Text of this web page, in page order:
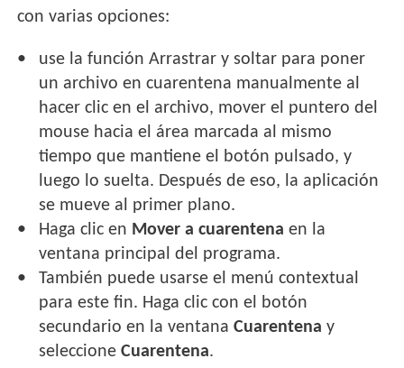
con varias opciones:
use la función Arrastrar y soltar para poner
un archivo en cuarentena manualmente al
hacer clic en el archivo, mover el puntero del
mouse hacia el área marcada al mismo
tiempo que mantiene el botón pulsado, y
luego lo suelta. Después de eso, la aplicación
se mueve al primer plano.
Haga clic en Mover a cuarentena en la
ventana principal del programa.
También puede usarse el menú contextual
para este fin. Haga clic con el botón
secundario en la ventanaCuarentena y
seleccioneCuarentena.